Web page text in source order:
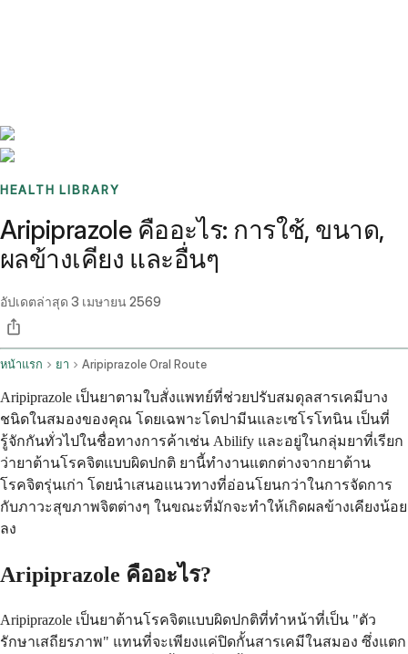
HEALTH LIBRARY
Aripiprazole คืออะไร: การใช้, ขนาด,
ผลข้างเคียง และอื่นๆ
อัปเดตล่าสุด 3 เมษายน 2569
หน้าแรก ยา Aripiprazole Oral Route
Aripiprazole เป็นยาตามใบสั่งแพทย์ที่ช่วยปรับสมดุลสารเคมีบาง
ชนิดในสมองของคุณ โดยเฉพาะโดปามีนและเซโรโทนิน เป็นที่
รู้จักกันทั่วไปในชื่อทางการค้าเช่น Abilify และอยู่ในกลุ่มยาที่เรียก
ว่ายาต้านโรคจิตแบบผิดปกติ ยานี้ทำงานแตกต่างจากยาต้าน
โรคจิตรุ่นเก่า โดยนำเสนอแนวทางที่อ่อนโยนกว่าในการจัดการ
กับภาวะสุขภาพจิตต่างๆ ในขณะที่มักจะทำให้เกิดผลข้างเคียงน้อย
ลง
Aripiprazole คืออะไร?
Aripiprazole เป็นยาต้านโรคจิตแบบผิดปกติที่ทำหน้าที่เป็น "ตัว
รักษาเสถียรภาพ" แทนที่จะเพียงแค่ปิดกั้นสารเคมีในสมอง ซึ่งแตก